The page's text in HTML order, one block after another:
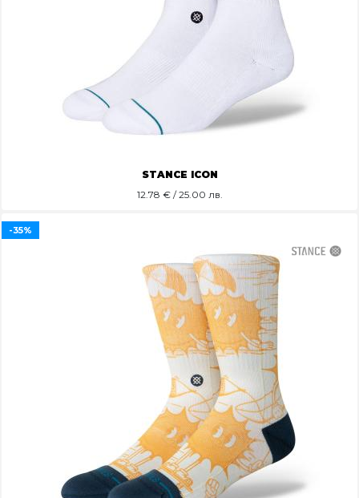
STANCE ICON
12.78 € / 25.00 лв.
-35%